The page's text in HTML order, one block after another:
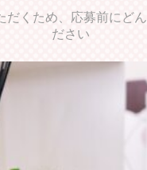
だくため、応募前にど
ださい